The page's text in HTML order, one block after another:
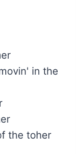
in the
the toher